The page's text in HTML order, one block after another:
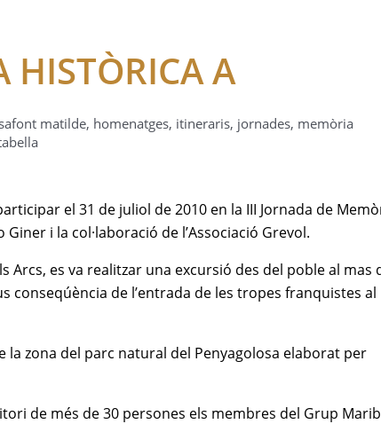
HISTÒRICA A
matilde, homenatges, itineraris, jornades, memòria
el 31 de juliol de 2010 en la III Jornada de
i la col·laboració de l’Associació Grevol.
es va realitzar una excursió des del poble al mas
conseqúència de l’entrada de les tropes franquistes al
la zona del parc natural del Penyagolosa elaborat per
de més de 30 persones els membres del Grup